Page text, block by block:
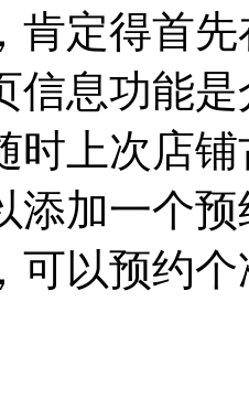
肯定得首
信息功能
时上次店
添加一个
可以预约